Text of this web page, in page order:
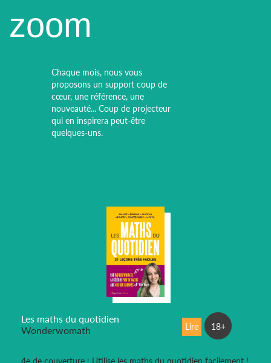
zoom
Chaque mois, nous vous
proposons un support coup de
cœur, une référence, une
nouveauté... Coup de projecteur
qui en inspirera peut-être
quelques-uns.
Les maths du quotidien
Wonderwomath
4e de couverture : Utilise les maths du quotidien facilement !
Lire 18+